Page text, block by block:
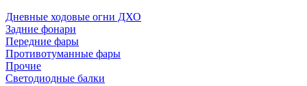
Дневные ходовые огни ДХО
Задние фонари
Передние фары
Противотуманные фары
Прочие
Светодиодные балки